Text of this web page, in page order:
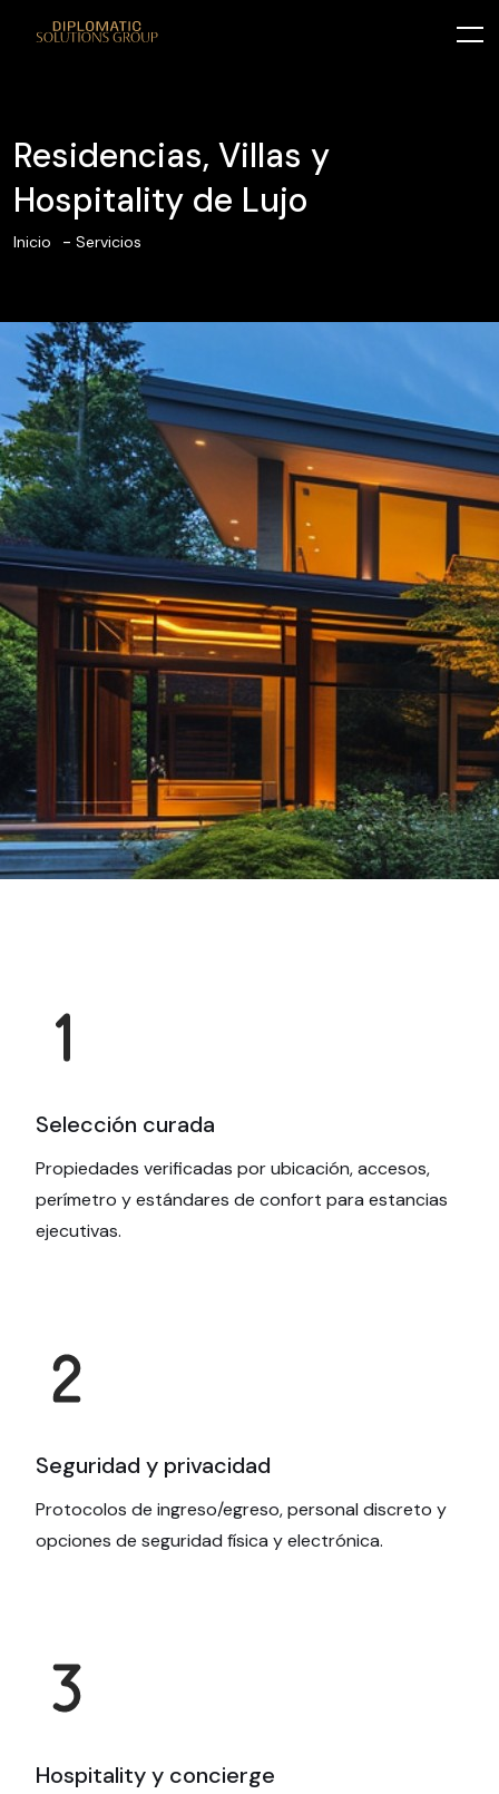
Residencias, Villas y
Hospitality de Lujo
Inicio Servicios
Selección curada
Propiedades verificadas por ubicación, accesos,
perímetro y estándares de confort para estancias
ejecutivas.
Seguridad y privacidad
Protocolos de ingreso/egreso, personal discreto y
opciones de seguridad física y electrónica.
Hospitality y concierge